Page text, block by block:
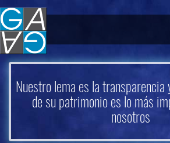
Nuestro lema es la transparencia
de su patrimonio es lo más
nosotros